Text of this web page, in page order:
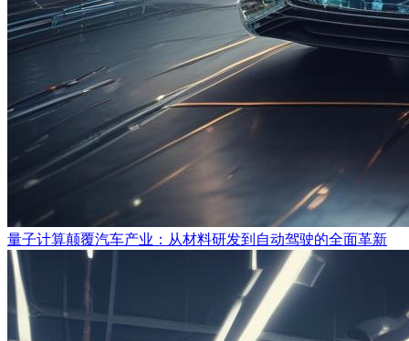
量子计算颠覆汽车产业：从材料研发到自动驾驶的全面革新